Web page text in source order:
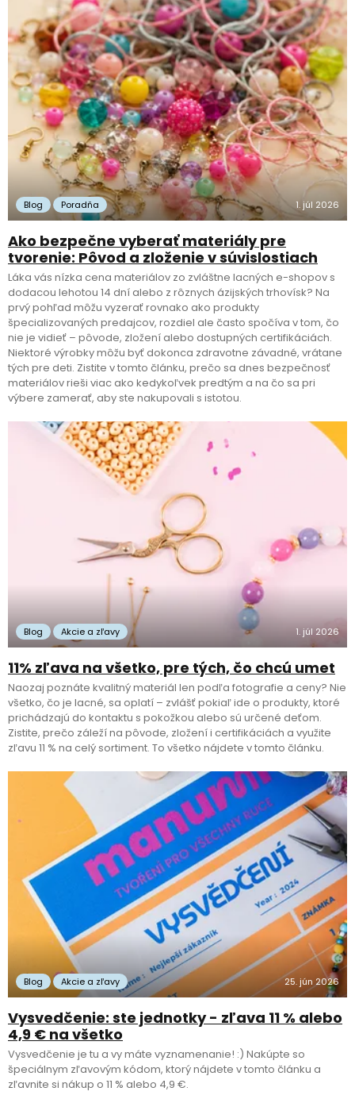
Blog Poradňa 1. júl 2026
Ako bezpečne vyberať materiály pre
tvorenie: Pôvod a zloženie v súvislostiach
Láka vás nízka cena materiálov zo zvláštne lacných e-shopov s
dodacou lehotou 14 dní alebo z rôznych ázijských trhovísk? Na
prvý pohľad môžu vyzerať rovnako ako produkty
špecializovaných predajcov, rozdiel ale často spočíva v tom, čo
nie je vidieť – pôvode, zložení alebo dostupných certifikáciách.
Niektoré výrobky môžu byť dokonca zdravotne závadné, vrátane
tých pre deti. Zistite v tomto článku, prečo sa dnes bezpečnosť
materiálov rieši viac ako kedykoľvek predtým a na čo sa pri
výbere zamerať, aby ste nakupovali s istotou.
Blog Akcie a zľavy 1. júl 2026
11% zľava na všetko, pre tých, čo chcú umet
Naozaj poznáte kvalitný materiál len podľa fotografie a ceny? Nie
všetko, čo je lacné, sa oplatí – zvlášť pokiaľ ide o produkty, ktoré
prichádzajú do kontaktu s pokožkou alebo sú určené deťom.
Zistite, prečo záleží na pôvode, zložení i certifikáciách a využite
zľavu 11 % na celý sortiment. To všetko nájdete v tomto článku.
Blog Akcie a zľavy 25. jún 2026
Vysvedčenie: ste jednotky - zľava 11 % alebo
4,9 € na všetko
Vysvedčenie je tu a vy máte vyznamenanie! :) Nakúpte so
špeciálnym zľavovým kódom, ktorý nájdete v tomto článku a
zľavnite si nákup o 11 % alebo 4,9 €.